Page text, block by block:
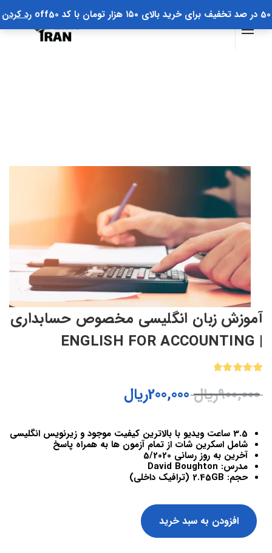
50 در صد تخفیف برای خرید بالای ۱۵۰ هزار تومان با کد off50 رد کردن
آموزش زبان انگلیسی مخصوص حسابداری
| ENGLISH FOR ACCOUNTING
از 5
در
900,000ریال 200,000ریال
3.5 ساعت ویدیو با بالاترین کیفیت موجود و زیرنویس انگلیسی
شامل اسکرین شات از تمام آزمون ها به همراه پاسخ
آخرین به روز رسانی 5/2020
مدرس: David Boughton
حجم: 2.45GB (ترافیک داخلی)
افزودن به سبد خرید